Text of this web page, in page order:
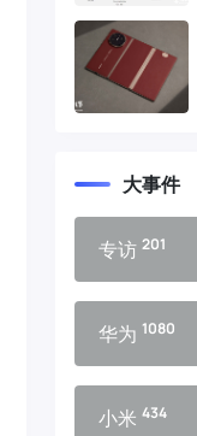
大事件
专访 201
华为 1080
小米 434